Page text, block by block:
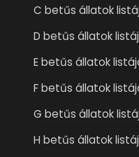
C betűs állatok
D betűs állatok
E betűs állatok
F betűs állatok
G betűs állatok
H betűs állatok